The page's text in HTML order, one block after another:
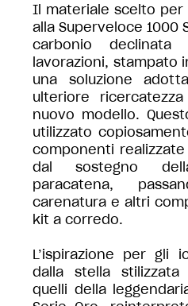
Il materiale scelto
alla Superveloce 1000
carbonio
lavorazioni, stampato
una soluzione
ulteriore
nuovo modello.
utilizzato
componenti
dal sostegno
paracatena,
carenatura e altri
kit a corredo.
L’ispirazione per gli
dalla stella stilizzata
quelli della